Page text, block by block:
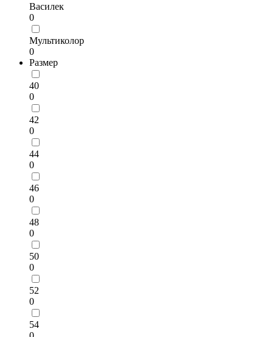
Василек
0
Мультиколор
0
Размер
40
0
42
0
44
0
46
0
48
0
50
0
52
0
54